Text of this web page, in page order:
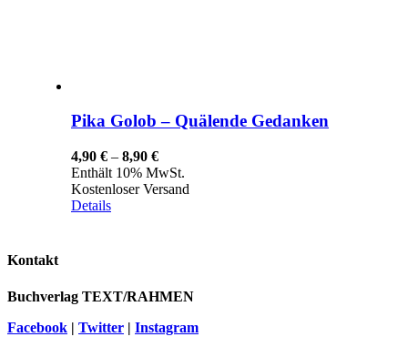
Pika Golob – Quälende Gedanken
4,90 € – 8,90 €Preisspanne:
4,90 €
bis
Enthält 10% MwSt.
Kostenloser Versand
Details
Kontakt
Buchverlag TEXT/RAHMEN
Facebook | Twitter | Instagram